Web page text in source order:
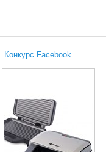
Конкурс Facebook